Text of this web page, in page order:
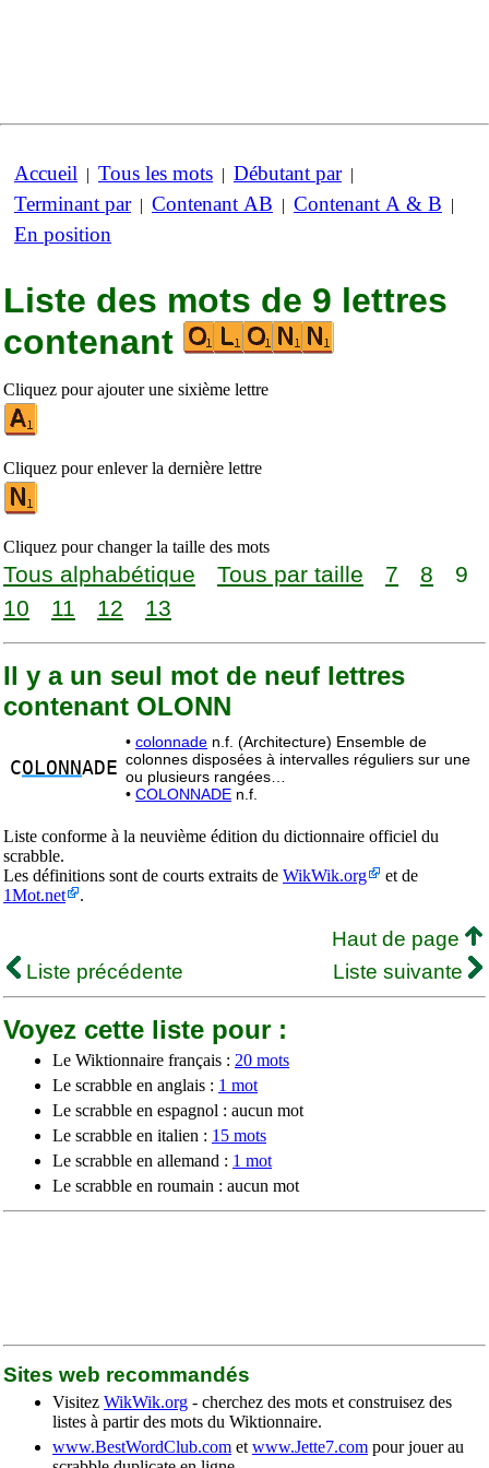
Accueil | Tous les mots | Débutant par|
Terminant par| Contenant AB | Contenant A & B |
En position
Liste des mots de 9 lettres
contenant
Cliquez pour ajouter une sixième lettre
Cliquez pour enlever la dernière lettre
Cliquez pour changer la taille des mots
Tous alphabétique Tous par taille 7 8
9
10
11 12 13
Il y a un seul mot de neuf lettres
contenant OLONN
COLONNADE
• colonnade n.f. (Architecture) Ensemble de
colonnes disposées à intervalles réguliers sur une
ou plusieurs rangées…
• COLONNADE n.f.
Liste conforme à la neuvième édition du dictionnaire officiel du
scrabble.
Les définitions sont de courts extraits de WikWik.org
et de
1Mot.net
.
Haut de page
Liste précédente
Liste suivante
Voyez cette liste pour :
Le Wiktionnaire français : 20 mots
Le scrabble en anglais : 1 mot
Le scrabble en espagnol : aucun mot
Le scrabble en italien : 15 mots
Le scrabble en allemand : 1 mot
Le scrabble en roumain : aucun mot
Sites web recommandés
Visitez WikWik.org - cherchez des mots et construisez des
listes à partir des mots du Wiktionnaire.
www.BestWordClub.com et www.Jette7.com pour jouer au